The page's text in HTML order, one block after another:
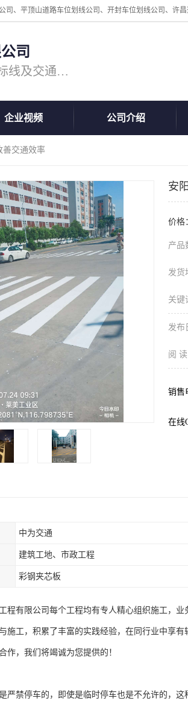
司
专注道路标线施工，专业的道路标线及交通设施施工服务商!
企业视频 公司介绍
善交通效率
安
价格
产品
发货
关键
发布
阅 读
销售
在线
中为交通
建筑工地、市政工程
彩钢夹芯板
程有限公司每个工程均有专人精心组织施工，
施工，积累了丰富的实践经验，在同行业中享
作，我们将竭诚为您提供的！
严禁停车的，即使是临时停车也是不允许的，